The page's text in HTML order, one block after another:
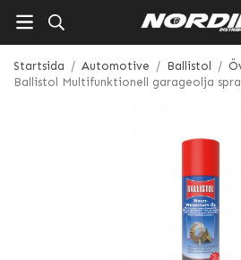
Startsida / Automotive / Ballistol /
Ballistol Multifunktionell garageolja